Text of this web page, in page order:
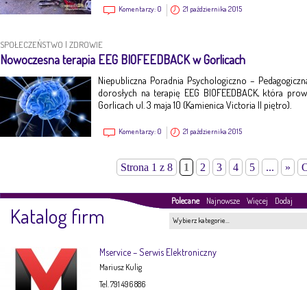
Komentarzy: 0 21 października 2015
SPOŁECZEŃSTWO | ZDROWIE
Nowoczesna terapia EEG BIOFEEDBACK w Gorlicach
Niepubliczna Poradnia Psychologiczno –
dorosłych na terapię EEG BIOFEEDBACK, która
Gorlicach ul. 3 maja 10 (Kamienica Victoria II piętro).
Komentarzy: 0 21 października 2015
Strona 1 z 8 1 2 3 4 5 ... »
Polecane Najnowsze Więcej Dodaj
Katalog firm Wybierz kategorie…
Mservice – Serwis Elektroniczny
Mariusz Kulig
Tel. 791 496 886